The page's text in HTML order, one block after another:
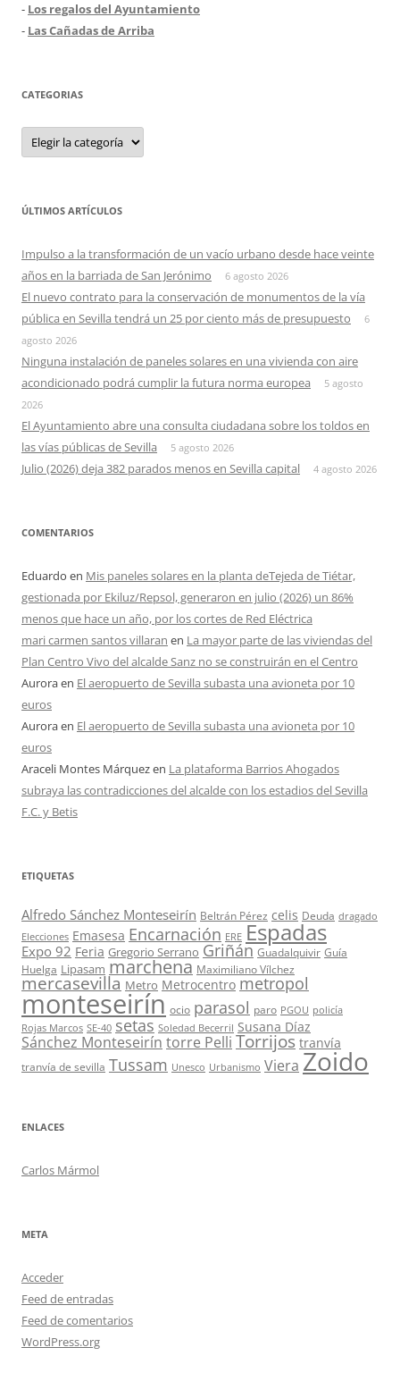
- Los regalos del Ayuntamiento
- Las Cañadas de Arriba
CATEGORIAS
Categorias
ÚLTIMOS ARTÍCULOS
Impulso a la transformación de un vacío urbano desde hace veinte
años en la barriada de San Jerónimo
6 agosto 2026
El nuevo contrato para la conservación de monumentos de la vía
pública en Sevilla tendrá un 25 por ciento más de presupuesto
6
agosto 2026
Ninguna instalación de paneles solares en una vivienda con aire
acondicionado podrá cumplir la futura norma europea
5 agosto
2026
El Ayuntamiento abre una consulta ciudadana sobre los toldos en
las vías públicas de Sevilla
5 agosto 2026
Julio (2026) deja 382 parados menos en Sevilla capital 4 agosto 2026
COMENTARIOS
Eduardo en Mis paneles solares en la planta deTejeda de Tiétar,
gestionada por Ekiluz/Repsol, generaron en julio (2026) un 86%
menos que hace un año, por los cortes de Red Eléctrica
mari carmen santos villaran en La mayor parte de las viviendas del
Plan Centro Vivo del alcalde Sanz no se construirán en el Centro
Auroraen El aeropuerto de Sevilla subasta una avioneta por 10
euros
Auroraen El aeropuerto de Sevilla subasta una avioneta por 10
euros
Araceli Montes Márquezen La plataforma Barrios Ahogados
subraya las contradicciones del alcalde con los estadios del Sevilla
F.C. y Betis
ETIQUETAS
Alfredo Sánchez Monteseirín Beltrán Pérez celis Deuda dragado
Elecciones Emasesa Encarnación ERE Espadas
Expo 92 Feria Gregorio Serrano Griñán Guadalquivir Guía
Huelga Lipasam marchena Maximiliano Vílchez
mercasevilla Metro Metrocentro metropol
monteseirín ocio parasol paro PGOU policía
Rojas Marcos SE-40 setas Soledad Becerril Susana Díaz
Sánchez Monteseirín torre Pelli Torrijos tranvía
tranvía de sevilla Tussam Unesco Urbanismo Viera Zoido
ENLACES
Carlos Mármol
META
Acceder
Feed de entradas
Feed de comentarios
WordPress.org